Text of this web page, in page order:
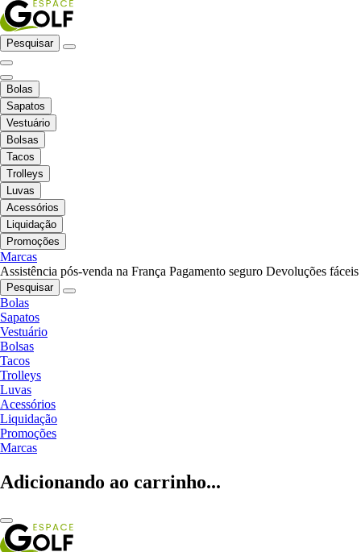
Pesquisar
Bolas
Sapatos
Vestuário
Bolsas
Tacos
Trolleys
Luvas
Acessórios
Liquidação
Promoções
Marcas
Assistência pós-venda na França Pagamento seguro Devoluções fáceis
Pesquisar
Bolas
Sapatos
Vestuário
Bolsas
Tacos
Trolleys
Luvas
Acessórios
Liquidação
Promoções
Marcas
Adicionando ao carrinho...